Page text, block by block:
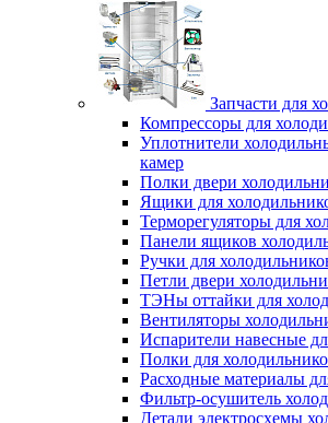
Запчасти для
Компрессоры для
Уплотнители
камер
Полки двери
Ящики для
Терморегуляторы для
Панели ящиков
Ручки для
Петли двери
ТЭНы оттайки для
Вентиляторы
Испарители навесные
Полки для
Расходные материалы
Фильтр-осушитель
Детали электросхемы